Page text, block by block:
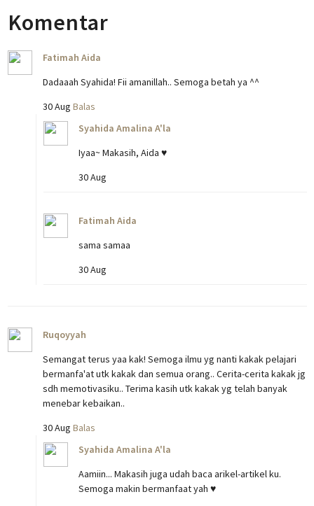
Komentar
Fatimah Aida
Dadaaah Syahida! Fii amanillah.. Semoga betah ya ^^
30 Aug Balas
Syahida Amalina A'la
Iyaa~ Makasih, Aida ♥
30 Aug
Fatimah Aida
sama samaa
30 Aug
Ruqoyyah
Semangat terus yaa kak! Semoga ilmu yg nanti kakak pelajari
bermanfa'at utk kakak dan semua orang.. Cerita-cerita kakak jg
sdh memotivasiku.. Terima kasih utk kakak yg telah banyak
menebar kebaikan..
30 Aug Balas
Syahida Amalina A'la
Aamiin... Makasih juga udah baca arikel-artikel ku.
Semoga makin bermanfaat yah ♥